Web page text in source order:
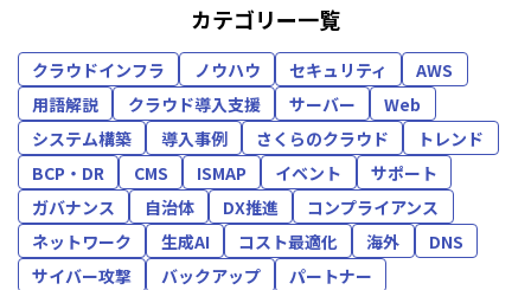
カテゴリー一覧
クラウドインフラ ノウハウ セキュリティ
AWS
用語解説
クラウド導入支援 サーバー
Web
システム構築
導入事例 さくらのクラウド
トレンド
BCP・DR
CMS ISMAP イベント
サポート
ガバナンス
自治体 DX推進
コンプライアンス
ネットワーク
生成AI コスト最適化 海外
DNS
サイバー攻撃
バックアップ
パートナー